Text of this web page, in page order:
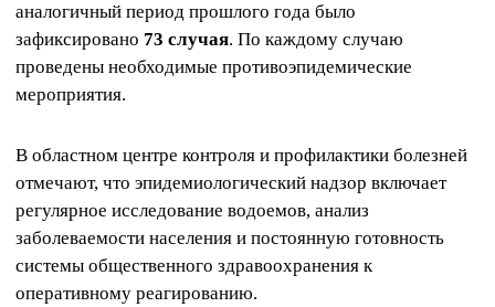
аналогичный период прошлого года было
зафиксировано 73 случая. По каждому случаю
проведены необходимые противоэпидемические
мероприятия.
В областном центре контроля и профилактики болезней
отмечают, что эпидемиологический надзор включает
регулярное исследование водоемов, анализ
заболеваемости населения и постоянную готовность
системы общественного здравоохранения к
оперативному реагированию.